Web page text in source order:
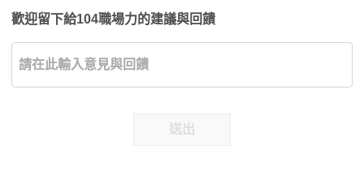
歡迎留下給104職場力的建議與回饋
送出